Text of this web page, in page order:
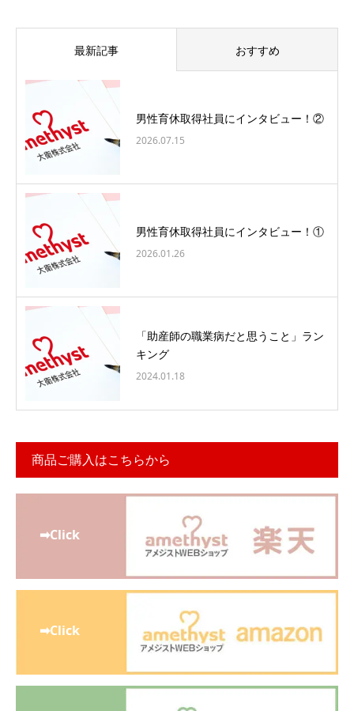
最新記事 おすすめ
男性育休取得社員にインタビュー！②
2026.07.15
男性育休取得社員にインタビュー！①
2026.01.26
「助産師の職業病だと思うこと」ラン
キング
2024.01.18
商品ご購入はこちらから
➡Click
➡Click